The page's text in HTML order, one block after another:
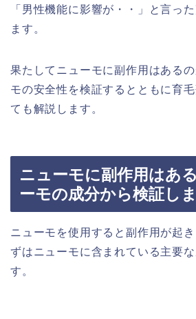
「男性機能に影響が・・」と言っ
ます。
果たしてニューモに副作用はある
モの安全性を検証するとともに育
ても解説します。
ニューモに副作用はあ
ーモの成分から検証し
ニューモを使用すると副作用が起
ずはニューモに含まれている主要
す。